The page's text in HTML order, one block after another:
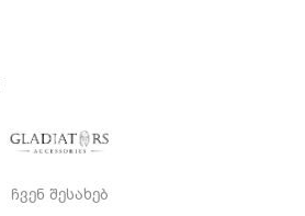
ჩვენ შესახებ